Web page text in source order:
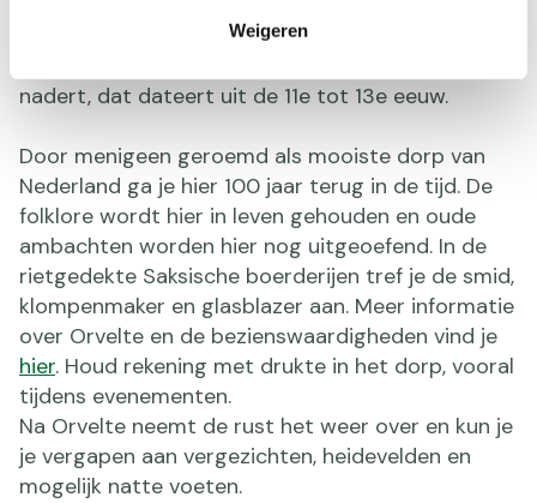
Weigeren
Nederlands aan. De rust en stilte voeren je terug
nadert, dat dateert uit de 11e tot 13e eeuw.
Door menigeen geroemd als mooiste dorp van
Nederland ga je hier 100 jaar terug in de tijd. De
folklore wordt hier in leven gehouden en oude
ambachten worden hier nog uitgeoefend. In de
rietgedekte Saksische boerderijen tref je de smid,
klompenmaker en glasblazer aan. Meer informatie
over Orvelte en de bezienswaardigheden vind je
hier. Houd rekening met drukte in het dorp, vooral
tijdens evenementen.
Na Orvelte neemt de rust het weer over en kun je
je vergapen aan vergezichten, heidevelden en
mogelijk natte voeten.